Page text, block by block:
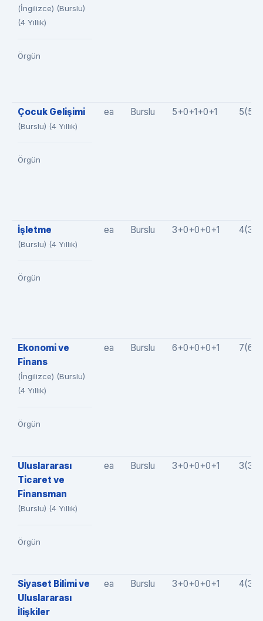
(İngilizce) (Burslu)
(4 Yıllık)
Örgün
Çocuk Gelişimi
(Burslu) (4 Yıllık)
Örgün
ea Burslu 5+0+1+0+1
İşletme
(Burslu) (4 Yıllık)
Örgün
ea Burslu 3+0+0+0+1
Ekonomi ve
Finans
(İngilizce) (Burslu)
(4 Yıllık)
Örgün
ea Burslu 6+0+0+0+1
Uluslararası
Ticaret ve
Finansman
(Burslu) (4 Yıllık)
Örgün
ea Burslu 3+0+0+0+1
Siyaset Bilimi ve
Uluslararası
İlişkiler
ea Burslu 3+0+0+0+1